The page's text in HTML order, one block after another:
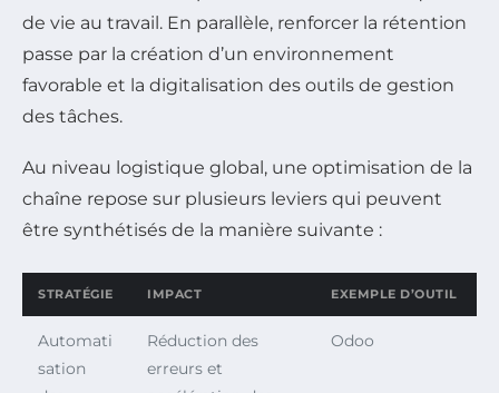
de vie au travail. En parallèle, renforcer la rétention
passe par la création d’un environnement
favorable et la digitalisation des outils de gestion
des tâches.
Au niveau logistique global, une optimisation de la
chaîne repose sur plusieurs leviers qui peuvent
être synthétisés de la manière suivante :
STRATÉGIE IMPACT EXEMPLE D’OUTIL
Automati
sation
Réduction des
erreurs et
Odoo